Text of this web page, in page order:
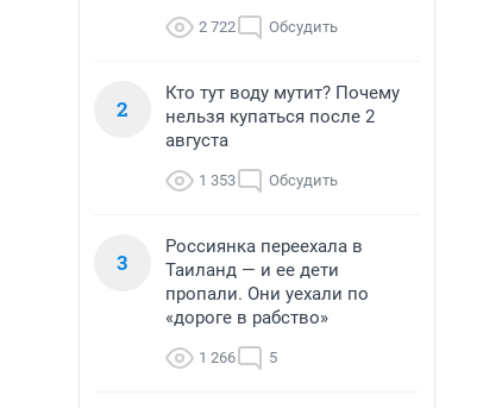
2 722 Обсудить
2
Кто тут воду мутит? Почему
нельзя купаться после 2
августа
1 353 Обсудить
3
Россиянка переехала в
Таиланд — и ее дети
пропали. Они уехали по
«дороге в рабство»
1 266 5